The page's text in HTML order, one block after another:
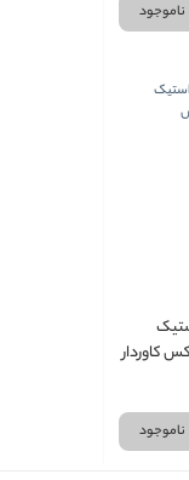
ناموجود
کاوردار
ناموجود